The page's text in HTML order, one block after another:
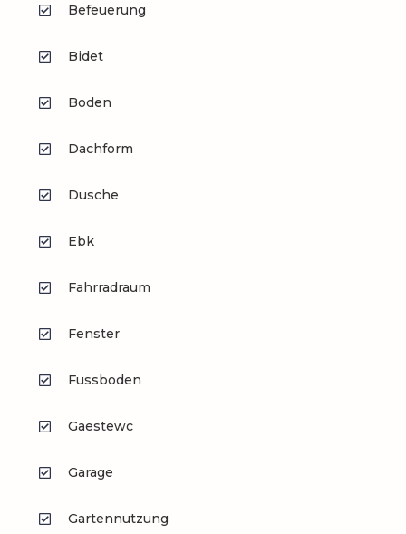
Befeuerung
Bidet
Boden
Dachform
Dusche
Ebk
Fahrradraum
Fenster
Fussboden
Gaestewc
Garage
Gartennutzung